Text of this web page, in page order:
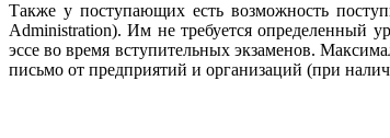
Также у поступающих есть возможность
Administration). Им не требуется определенный
эссе во время вступительных экзаменов.
письмо от предприятий и организаций (при